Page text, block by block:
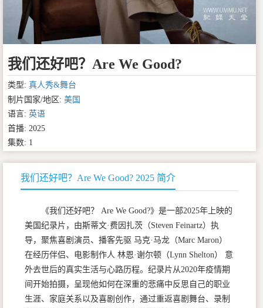
我们还好吧？Are We Good?
类型: 真人秀&舞台
制片国家/地区: 美国
语言: 英语
首播: 2025
集数: 1
我们还好吧？Are We Good? 2025 简介
《我们还好吧？ Are We Good?》是一部2025年上映的
美国纪录片，由斯蒂文·费因扎茨（Steven Feinartz）执
导，聚焦喜剧演员、播客先驱 马克·马龙（Marc Maron）
在经历伴侣、电影制作人 林恩·谢尔顿（Lynn Shelton） 意
外去世后的真实生活与心路历程。纪录片从2020年疫情期
间开始拍摄，呈现他如何在深重的悲痛中反思自己的职业
生涯、家庭关系以及喜剧创作，通过重返喜剧舞台、录制